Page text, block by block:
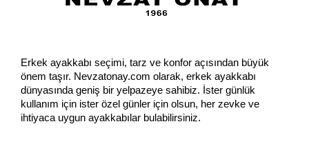
Erkek ayakkabı seçimi, tarz ve konfor açısından büyük
önem taşır. Nevzatonay.com olarak, erkek ayakkabı
dünyasında geniş bir yelpazeye sahibiz. İster günlük
kullanım için ister özel günler için olsun, her zevke ve
ihtiyaca uygun ayakkabılar bulabilirsiniz.